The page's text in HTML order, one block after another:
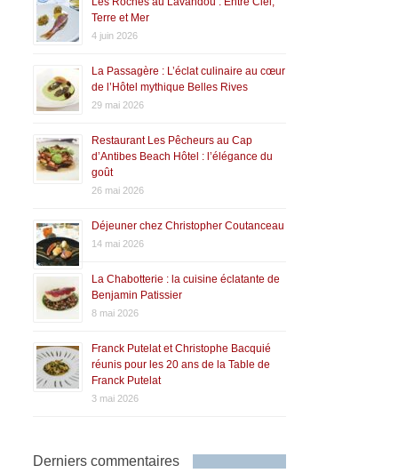
Terre et Mer
4 juin 2026
La Passagère : L’éclat culinaire au cœur
de l’Hôtel mythique Belles Rives
29 mai 2026
Restaurant Les Pêcheurs au Cap
d’Antibes Beach Hôtel : l’élégance du
goût
26 mai 2026
Déjeuner chez Christopher Coutanceau
14 mai 2026
La Chabotterie : la cuisine éclatante de
Benjamin Patissier
8 mai 2026
Franck Putelat et Christophe Bacquié
réunis pour les 20 ans de la Table de
Franck Putelat
3 mai 2026
Derniers commentaires